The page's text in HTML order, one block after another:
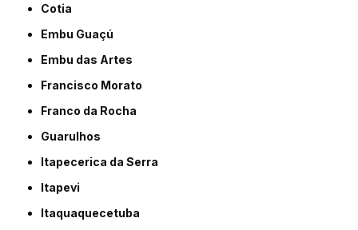
Cotia
Embu Guaçú
Embu das Artes
Francisco Morato
Franco da Rocha
Guarulhos
Itapecerica da Serra
Itapevi
Itaquaquecetuba